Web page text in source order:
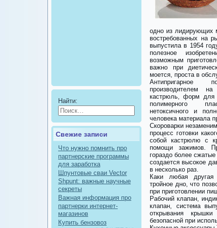
Найти:
Свежие записи
Что нужно помнить про
партнерские программы
для заработка
Шпунтовые сваи Vector
Shpunt: важные научные
секреты
Важная информация про
партнерки интернет-
магазинов
Купить бензовоз
одно из лидирующих
востребованных на
выпустила в 1954
полезное
возможным
важно при
моется, проста в
Антипригарное
производителем
кастрюль, форм для
полимерного
нетоксичного и
человека материала
Скороварки
процесс готовки
собой кастрюлю с
помощи зажимов.
гораздо более сжатые
создается высокое
в несколько раз.
Каки любая
тройное дно, что
при приготовлении
Рабочий клапан,
клапан, система
открывания
безопасной при